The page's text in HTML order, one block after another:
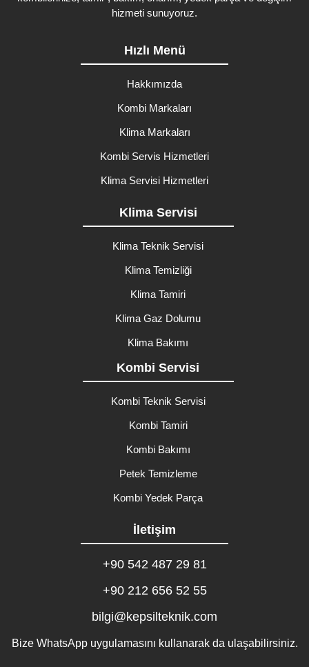
hizmeti sunuyoruz.
Hızlı Menü
Hakkımızda
Kombi Markaları
Klima Markaları
Kombi Servis Hizmetleri
Klima Servisi Hizmetleri
Klima Servisi
Klima Teknik Servisi
Klima Temizliği
Klima Tamiri
Klima Gaz Dolumu
Klima Bakımı
Kombi Servisi
Kombi Teknik Servisi
Kombi Tamiri
Kombi Bakımı
Petek Temizleme
Kombi Yedek Parça
İletişim
+90 542 487 29 81
+90 212 656 52 55
bilgi@kepsilteknik.com
Bize WhatsApp uygulamasını kullanarak da ulaşabilirsiniz.